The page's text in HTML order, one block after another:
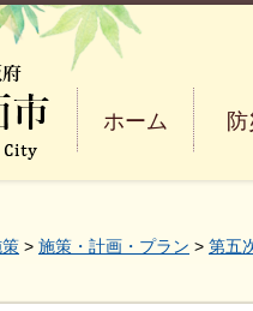
ホーム
> 施策・計画・プラン > 第五